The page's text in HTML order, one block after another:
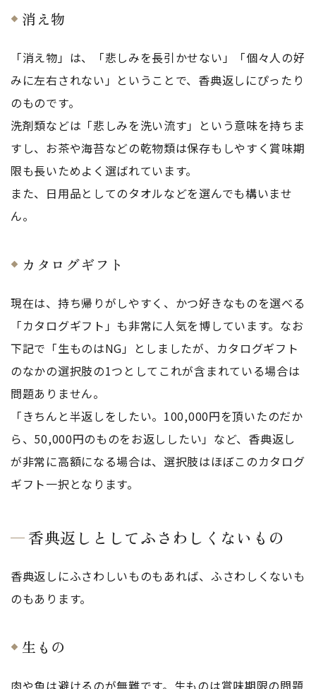
消え物
「消え物」は、「悲しみを長引かせない」「個々人の好
みに左右されない」ということで、香典返しにぴったり
のものです。
洗剤類などは「悲しみを洗い流す」という意味を持ちま
すし、お茶や海苔などの乾物類は保存もしやすく賞味期
限も長いためよく選ばれています。
また、日用品としてのタオルなどを選んでも構いませ
ん。
カタログギフト
現在は、持ち帰りがしやすく、かつ好きなものを選べる
「カタログギフト」も非常に人気を博しています。なお
下記で「生ものはNG」としましたが、カタログギフト
のなかの選択肢の1つとしてこれが含まれている場合は
問題ありません。
「きちんと半返しをしたい。100,000円を頂いたのだか
ら、50,000円のものをお返ししたい」など、香典返し
が非常に高額になる場合は、選択肢はほぼこのカタログ
ギフト一択となります。
香典返しとしてふさわしくないもの
香典返しにふさわしいものもあれば、ふさわしくないも
のもあります。
生もの